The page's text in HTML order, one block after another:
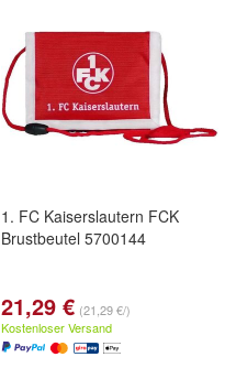
1. FC Kaiserslautern FCK
Brustbeutel 5700144
21,29 € (21,29 €/)
Kostenloser Versand